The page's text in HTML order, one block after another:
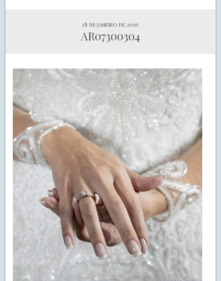
28 de janeiro de 2020
AR07300304